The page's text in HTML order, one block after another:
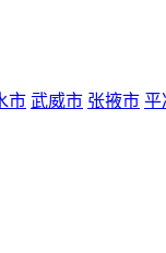
市 武威市 张掖市 平